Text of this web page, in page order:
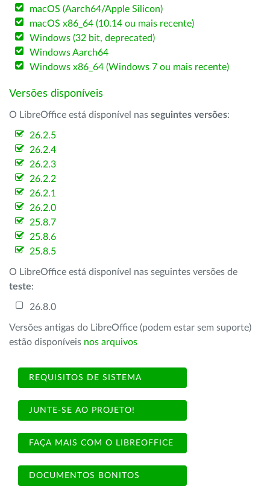
macOS (Aarch64/Apple Silicon)
macOS x86_64 (10.14 ou mais recente)
Windows (32 bit, deprecated)
Windows Aarch64
Windows x86_64 (Windows 7 ou mais recente)
Versões disponíveis
O LibreOffice está disponível nas seguintes versões:
26.2.5
26.2.4
26.2.3
26.2.2
26.2.1
26.2.0
25.8.7
25.8.6
25.8.5
O LibreOffice está disponível nas seguintes versões de
teste:
26.8.0
Versões antigas do LibreOffice (podem estar sem suporte)
estão disponíveis nos arquivos
REQUISITOS DE SISTEMA
JUNTE-SE AO PROJETO!
FAÇA MAIS COM O LIBREOFFICE
DOCUMENTOS BONITOS